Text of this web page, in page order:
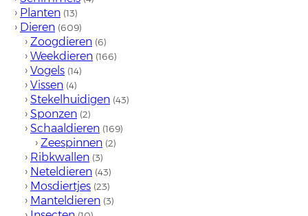
› Planten (13)
› Dieren (609)
› Zoogdieren (6)
› Weekdieren (166)
› Vogels (14)
› Vissen (4)
› Stekelhuidigen (43)
› Sponzen (2)
› Schaaldieren (169)
› Zeespinnen (2)
› Ribkwallen (3)
› Neteldieren (43)
› Mosdiertjes (23)
› Manteldieren (3)